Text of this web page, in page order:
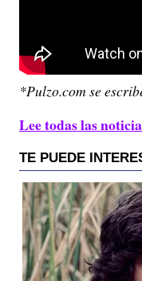
*Pulzo.com se
Lee todas las